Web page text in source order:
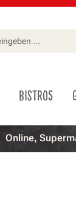
BISTROS
Online,